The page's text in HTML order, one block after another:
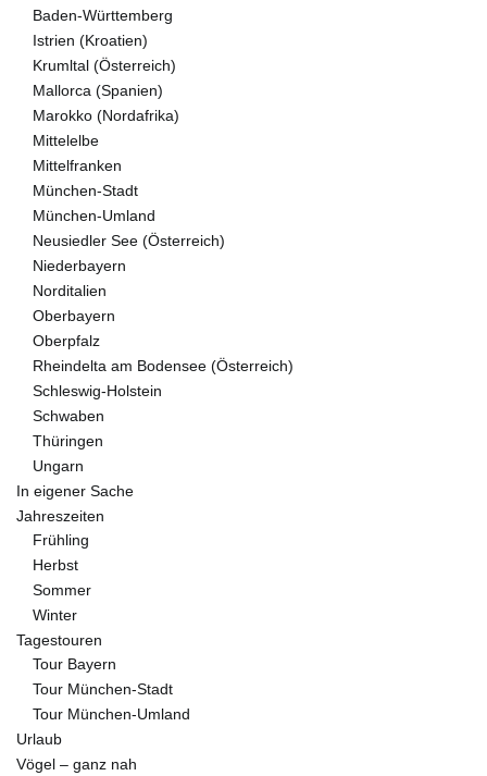
Baden-Württemberg
Istrien (Kroatien)
Krumltal (Österreich)
Mallorca (Spanien)
Marokko (Nordafrika)
Mittelelbe
Mittelfranken
München-Stadt
München-Umland
Neusiedler See (Österreich)
Niederbayern
Norditalien
Oberbayern
Oberpfalz
Rheindelta am Bodensee (Österreich)
Schleswig-Holstein
Schwaben
Thüringen
Ungarn
In eigener Sache
Jahreszeiten
Frühling
Herbst
Sommer
Winter
Tagestouren
Tour Bayern
Tour München-Stadt
Tour München-Umland
Urlaub
Vögel – ganz nah